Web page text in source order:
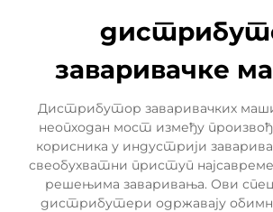
заваривачке
Дистрибутор заваривачких
неопходан мост између
корисника у индустрији
свеобухватни приступ
решењима заваривања. Ови
дистрибутери одржавају